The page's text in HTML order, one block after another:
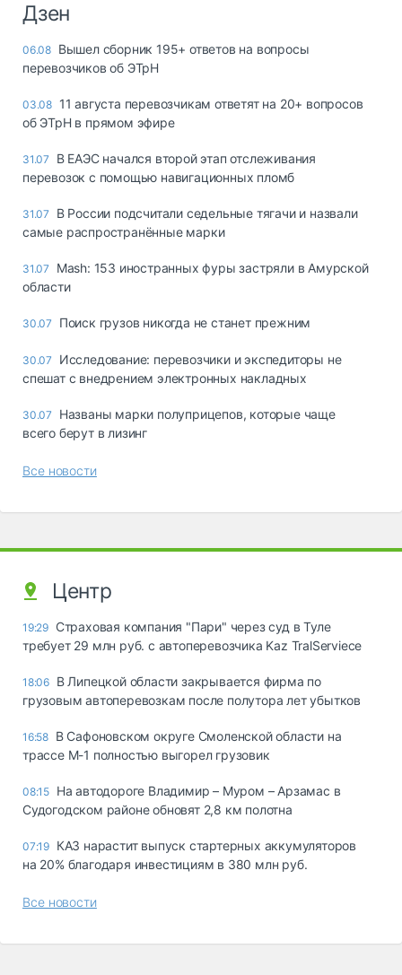
Дзен
06.08 Вышел сборник 195+ ответов на вопросы
перевозчиков об ЭТрН
03.08 11 августа перевозчикам ответят на 20+ вопросов
об ЭТрН в прямом эфире
31.07
В ЕАЭС начался второй этап отслеживания
перевозок с помощью навигационных пломб
31.07
В России подсчитали седельные тягачи и назвали
самые распространённые марки
31.07
Mash: 153 иностранных фуры застряли в Амурской
области
30.07 Поиск грузов никогда не станет прежним
30.07
Исследование: перевозчики и экспедиторы не
спешат с внедрением электронных накладных
30.07
Названы марки полуприцепов, которые чаще
всего берут в лизинг
Все новости
Центр
19:29 Страховая компания "Пари" через суд в Туле
требует 29 млн руб. с автоперевозчика Kaz TralServiece
18:06 В Липецкой области закрывается фирма по
грузовым автоперевозкам после полутора лет убытков
16:58 В Сафоновском округе Смоленской области на
трассе М-1 полностью выгорел грузовик
08:15 На автодороге Владимир – Муром – Арзамас в
Судогодском районе обновят 2,8 км полотна
07:19 КАЗ нарастит выпуск стартерных аккумуляторов
на 20% благодаря инвестициям в 380 млн руб.
Все новости